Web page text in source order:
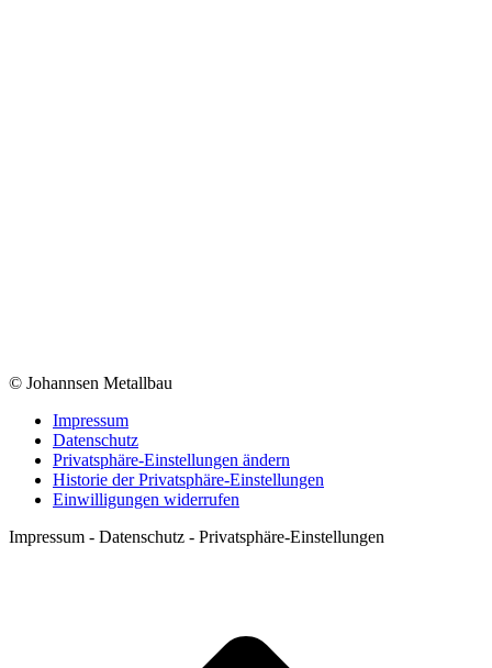
© Johannsen Metallbau
Impressum
Datenschutz
Privatsphäre-Einstellungen ändern
Historie der Privatsphäre-Einstellungen
Einwilligungen widerrufen
Impressum - Datenschutz - Privatsphäre-Einstellungen